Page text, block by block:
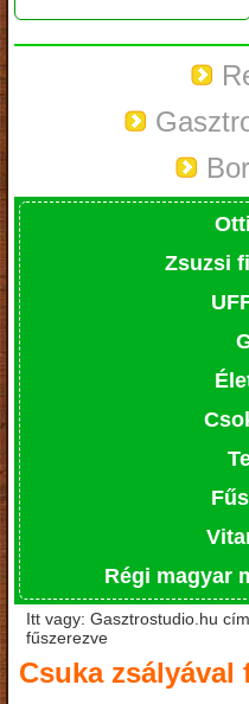
Zsuzsi
Régi magyar
Itt vagy: Gasztrostudio.hu
fűszerezve
Csuka zsályával